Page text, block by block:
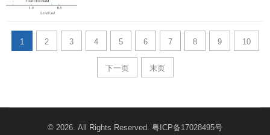
1 2 3 4 5 6 7 8 9 10
下一页 末页
© 2026. All Rights Reserved. 粤ICP备17028495号